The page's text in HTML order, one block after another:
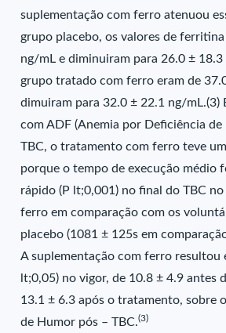
suplementação com ferro atenuou
grupo placebo, os valores de
ng/mL e diminuiram para 26.0 ±
grupo tratado com ferro eram de
dimuiram para 32.0 ± 22.1 ng/mL.(3)
com ADF (Anemia por Deficiência de
TBC, o tratamento com ferro teve
porque o tempo de execução médio
rápido (P lt;0,001) no final do TBC
ferro em comparação com os
placebo (1081 ± 125s em
A suplementação com ferro resultou
lt;0,05) no vigor, de 10.8 ± 4.9 antes
13.1 ± 6.3 após o tratamento, sobre
de Humor pós – TBC.(3)